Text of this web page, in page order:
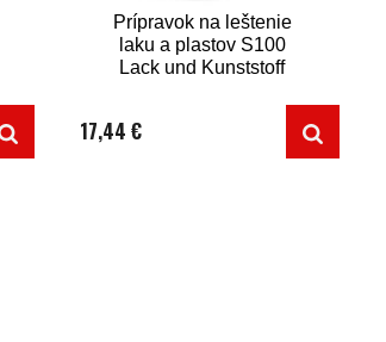
Prípravok na leštenie
laku a plastov S100
Lack und Kunststoff
17,44 €